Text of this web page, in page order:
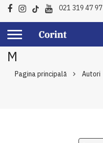
021 319 47 97
M
Pagina principală Autori